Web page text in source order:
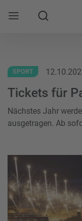
Mobile Navigation
Suche
SPORT
Tickets für
Nächstes Jahr
ausgetragen. Ab